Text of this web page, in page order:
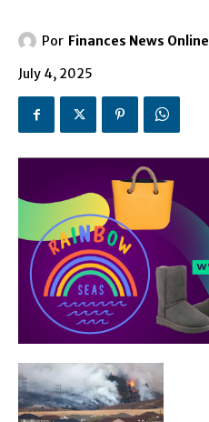
Por Finances News Online
July 4, 2025